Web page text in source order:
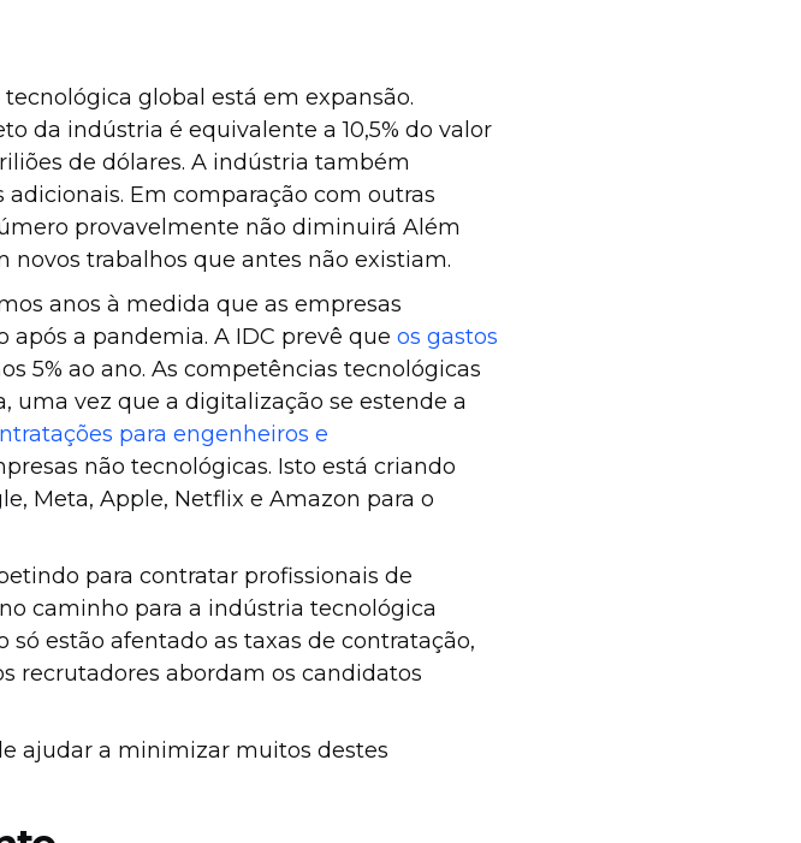
global está em expansão.
da indústria é equivalente a 10,5% do valor
de dólares. A indústria também
Em comparação com outras
provavelmente não diminuirá Além
trabalhos que antes não existiam.
anos à medida que as empresas
a pandemia. A IDC prevê que os gastos
5% ao ano. As competências tecnológicas
vez que a digitalização se estende a
para engenheiros e
não tecnológicas. Isto está criando
Meta, Apple, Netflix e Amazon para o
para contratar profissionais de
caminho para a indústria tecnológica
só estão afentado as taxas de contratação,
recrutadores abordam os candidatos
ajudar a minimizar muitos destes